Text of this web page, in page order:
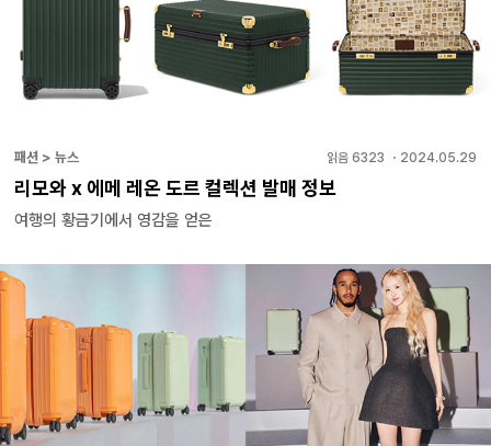
패션 > 뉴스 읽음 6323 ・ 2024.05.29
리모와 x 에메 레온 도르 컬렉션 발매 정보
여행의 황금기에서 영감을 얻은